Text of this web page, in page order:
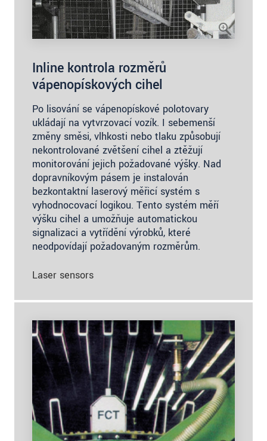
Inline kontrola rozměrů
vápenopískových cihel
Po lisování se vápenopískové polotovary
ukládají na vytvrzovací vozík. I sebemenší
změny směsi, vlhkosti nebo tlaku způsobují
nekontrolované zvětšení cihel a ztěžují
monitorování jejich požadované výšky. Nad
dopravníkovým pásem je instalován
bezkontaktní laserový měřicí systém s
vyhodnocovací logikou. Tento systém měří
výšku cihel a umožňuje automatickou
signalizaci a vytřídění výrobků, které
neodpovídají požadovaným rozměrům.
Laser sensors